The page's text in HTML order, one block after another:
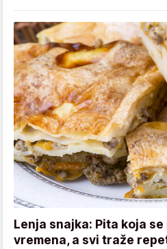
Lenja snajka: Pita koja
vremena, a svi traže